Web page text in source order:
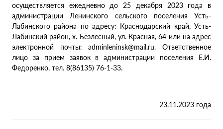
осуществляется ежедневно до 25 декабря 2023 года в
администрации Ленинского сельского поселения Усть-
Лабинского района по адресу: Краснодарский край, Усть-
Лабинский район, х. Безлесный, ул. Красная, 64 или на адрес
электронной почты: adminleninsk@mail.ru. Ответственное
лицо за прием заявок в администрации поселения Е.И.
Федоренко, тел. 8(86135) 76-1-33.
23.11.2023 года